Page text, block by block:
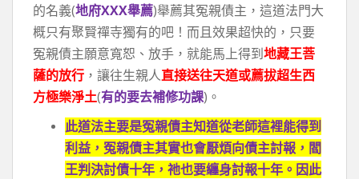
的名義(地府XXX舉薦)舉薦其冤親債主，這道法門大
概只有聚賢禪寺獨有的吧！而且效果超快的，只要
冤親債主願意寬恕、放手，就能馬上得到地藏王菩
薩的放行 ，讓往生親人直接送往天道或薦拔超生西
方極樂淨土(有的要去補修功課)。
此道法主要是冤親債主知道從老師這裡能得到
利益，冤親債主其實也會厭煩向債主討報，閻
王判決討債十年，祂也要纏身討報十年。因此